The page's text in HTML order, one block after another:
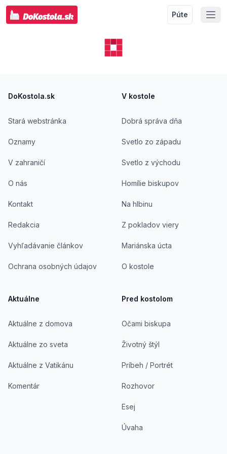
Púte
DoKostola.sk
Stará webstránka
Oznamy
V zahraničí
O nás
Kontakt
Redakcia
Vyhľadávanie článkov
Ochrana osobných údajov
Aktuálne
Aktuálne z domova
Aktuálne zo sveta
Aktuálne z Vatikánu
Komentár
V kostole
Dobrá správa dňa
Svetlo zo západu
Svetlo z východu
Homílie biskupov
Na hlbinu
Z pokladov viery
Mariánska úcta
O kostole
Pred kostolom
Očami biskupa
Životný štýl
Príbeh / Portrét
Rozhovor
Esej
Úvaha